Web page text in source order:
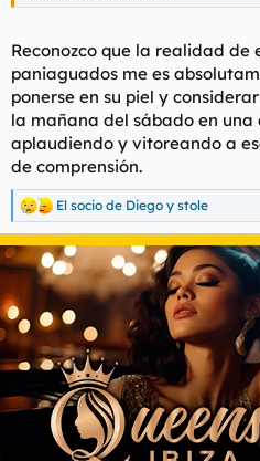
Reconozco que la realidad de
paniaguados me es
ponerse en su piel y
la mañana del sábado en una
aplaudiendo y vitoreando a
de comprensión.
R
e
a
c
o
n
s
El socio de Diego y stole